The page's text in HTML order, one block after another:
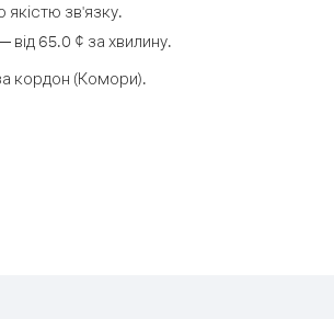
зв'язку.
65.0 ¢ за хвилину.
кордон (Комори).